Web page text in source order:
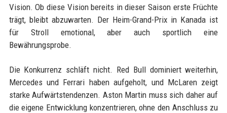
Vision. Ob diese Vision bereits in dieser Saison erste Früchte
trägt, bleibt abzuwarten. Der Heim-Grand-Prix in Kanada ist
für Stroll emotional, aber auch sportlich eine
Bewährungsprobe.
Die Konkurrenz schläft nicht. Red Bull dominiert weiterhin,
Mercedes und Ferrari haben aufgeholt, und McLaren zeigt
starke Aufwärtstendenzen. Aston Martin muss sich daher auf
die eigene Entwicklung konzentrieren, ohne den Anschluss zu